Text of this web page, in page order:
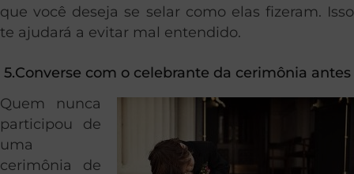
que você deseja se selar como elas fizeram. Isso
te ajudará a evitar mal entendido.
5.Converse com o celebrante da cerimônia antes
Quem nunca
participou de
uma
cerimônia de